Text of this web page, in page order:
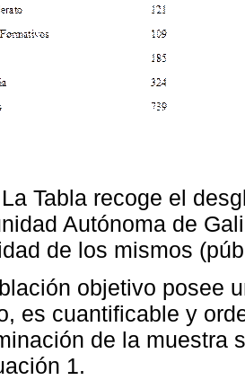
La Tabla recoge el
Autónoma de
de los mismos
objetivo posee
es cuantificable y
de la muestra
1.